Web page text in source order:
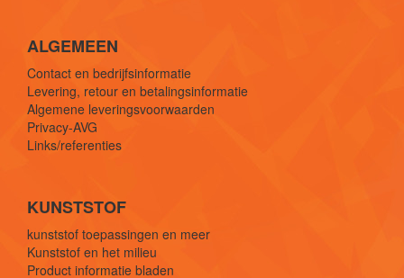
ALGEMEEN
Contact en bedrijfsinformatie
Levering, retour en betalingsinformatie
Algemene leveringsvoorwaarden
Privacy-AVG
Links/referenties
KUNSTSTOF
kunststof toepassingen en meer
Kunststof en het milieu
Product informatie bladen